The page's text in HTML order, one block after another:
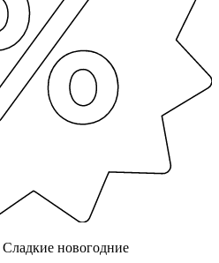
Сладкие новогодние